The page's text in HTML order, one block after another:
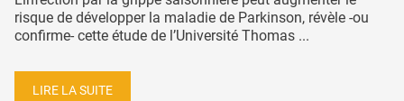
risque de développer la maladie de Parkinson, révèle -ou
confirme- cette étude de l’Université Thomas ...
LIRE LA SUITE